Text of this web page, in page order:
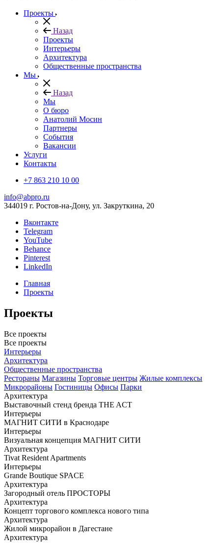
Проекты
Назад
Проекты
Интерьеры
Архитектура
Общественные пространства
Мы
Назад
Мы
О бюро
Анатолий Мосин
Партнеры
События
Вакансии
Услуги
Контакты
+7 863 210 10 00
info@abpro.ru
344019 г. Ростов-на-Дону, ул. Закруткина, 20
Вконтакте
Telegram
YouTube
Behance
Pinterest
LinkedIn
Главная
Проекты
Проекты
Все проекты
Все проекты
Интерьеры
Архитектура
Общественные пространства
Рестораны Магазины Торговые центры Жилые комплексы
Микрорайоны Гостиницы Офисы Парки
Архитектура
Выставочный стенд бренда THE ACT
Интерьеры
МАГНИТ СИТИ в Краснодаре
Интерьеры
Визуальная концепция МАГНИТ СИТИ
Архитектура
Tivat Resident Apartments
Интерьеры
Grande Boutique SPACE
Архитектура
Загородный отель ПРОСТОРЫ
Архитектура
Концепт торгового комплекса нового типа
Архитектура
Жилой микрорайон в Дагестане
Архитектура